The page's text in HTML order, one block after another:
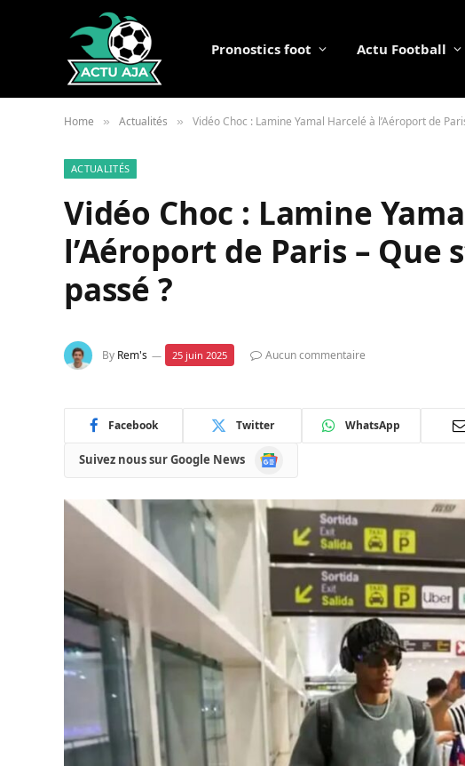
Pronostics foot Actu Football
Home » Actualités » Vidéo Choc : Lamine Yamal Harcelé à l’Aéroport de
ACTUALITÉS
Vidéo Choc : Lamine
l’Aéroport de Paris – Que
passé ?
By Rem's 25 juin 2025 Aucun commentaire
Facebook Twitter WhatsApp
Suivez nous sur Google News
Google
News